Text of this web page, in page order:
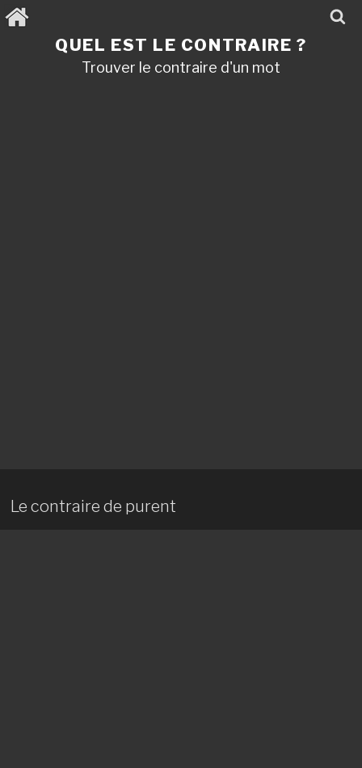
Aller
au
QUEL EST LE CONTRAIRE ?
Trouver le contraire d'un mot
Le contraire de purent